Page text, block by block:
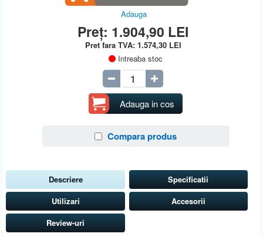
Adauga
Preț: 1.904,90 LEI
Pret fara TVA: 1.574,30 LEI
Intreaba stoc
Adauga in cos
Compara produs
Descriere
Specificatii
Utilizari
Accesorii
Review-uri